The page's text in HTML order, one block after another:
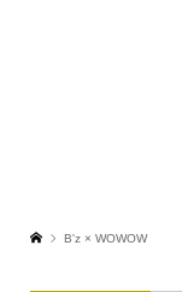
B'z × WOWOW